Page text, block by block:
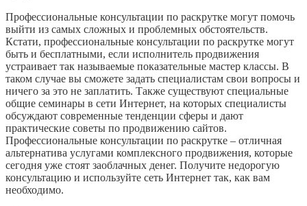
Профессиональные консультации по раскрутке могут помочь
выйти из самых сложных и проблемных обстоятельств.
Кстати, профессиональные консультации по раскрутке могут
быть и бесплатными, если исполнитель продвижения
устраивает так называемые показательные мастер классы. В
таком случае вы сможете задать специалистам свои вопросы и
ничего за это не заплатить. Также существуют специальные
общие семинары в сети Интернет, на которых специалисты
обсуждают современные тенденции сферы и дают
практические советы по продвижению сайтов.
Профессиональные консультации по раскрутке – отличная
альтернатива услугами комплексного продвижения, которые
сегодня уже стоят заоблачных денег. Получите недорогую
консультацию и используйте сеть Интернет так, как вам
необходимо.